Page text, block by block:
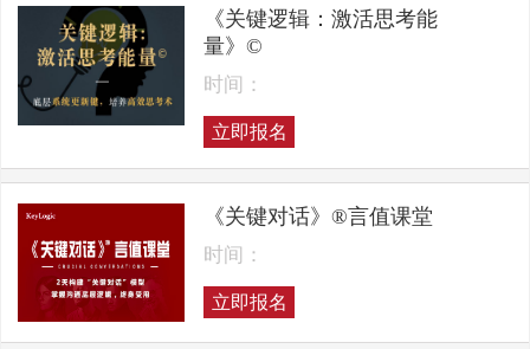
《关键逻辑：激活思考能
量》©
时间：
立即报名
《关键对话》®言值课堂
时间：
立即报名